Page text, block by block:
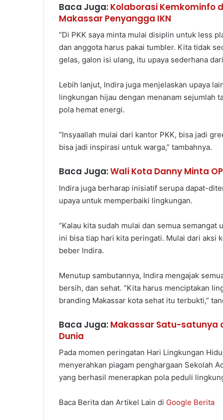
Baca Juga: Kolaborasi Kemkominfo
Makassar Penyangga IKN
“Di PKK saya minta mulai disiplin untuk less
dan anggota harus pakai tumbler. Kita tidak
gelas, galon isi ulang, itu upaya sederhana
Lebih lanjut, Indira juga menjelaskan upaya
lingkungan hijau dengan menanam sejumlah
pola hemat energi.
“Insyaallah mulai dari kantor PKK, bisa jadi
bisa jadi inspirasi untuk warga,” tambahnya.
Baca Juga:Wali Kota Danny Minta
Indira juga berharap inisiatif serupa dapat-
upaya untuk memperbaiki lingkungan.
“Kalau kita sudah mulai dan semua
ini bisa tiap hari kita peringati. Mulai dari aksi
beber Indira.
Menutup sambutannya, Indira mengajak
bersih, dan sehat. “Kita harus menciptakan
branding Makassar kota sehat itu terbukti,”
Baca Juga: Makassar Satu-satunya
Dunia
Pada momen peringatan Hari Lingkungan
menyerahkan piagam penghargaan Sekolah
yang berhasil menerapkan pola peduli
Baca Berita dan Artikel Lain di Google Berita